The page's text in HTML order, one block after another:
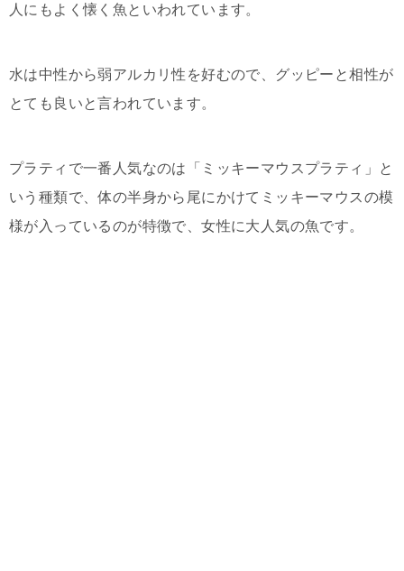
人にもよく懐く魚といわれています。
水は中性から弱アルカリ性を好むので、グッピーと相性が
とても良いと言われています。
プラティで一番人気なのは「ミッキーマウスプラティ」と
いう種類で、体の半身から尾にかけてミッキーマウスの模
様が入っているのが特徴で、女性に大人気の魚です。